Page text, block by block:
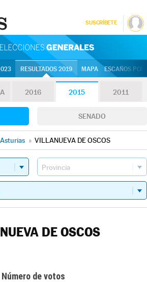
SUSCRÍBETE
RESULTADOS 2019 MAPA ESCAÑOS
2016 2015 2011
SENADO
Asturias » VILLANUEVA DE OSCOS
DE OSCOS
Número de votos